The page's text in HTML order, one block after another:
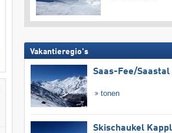
Vakantieregio's
Saas-Fee/​Saastal
tonen
Skischaukel